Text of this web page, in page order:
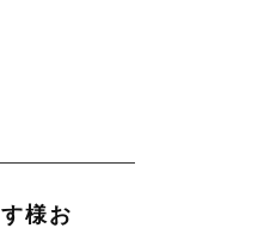
様お